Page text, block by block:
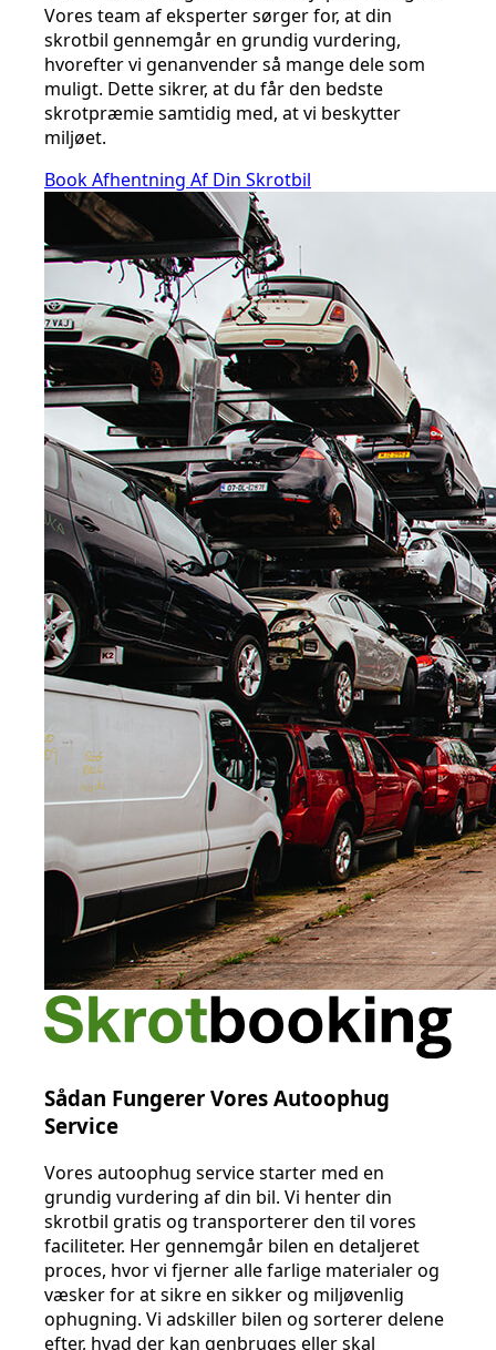
Vores team af eksperter sørger for, at din
skrotbil gennemgår en grundig vurdering,
hvorefter vi genanvender så mange dele som
muligt. Dette sikrer, at du får den bedste
skrotpræmie samtidig med, at vi beskytter
miljøet.
Book Afhentning Af Din Skrotbil
Sådan Fungerer Vores Autoophug
Service
Vores autoophug service starter med en
grundig vurdering af din bil. Vi henter din
skrotbil gratis og transporterer den til vores
faciliteter. Her gennemgår bilen en detaljeret
proces, hvor vi fjerner alle farlige materialer og
væsker for at sikre en sikker og miljøvenlig
ophugning. Vi adskiller bilen og sorterer delene
efter, hvad der kan genbruges eller skal